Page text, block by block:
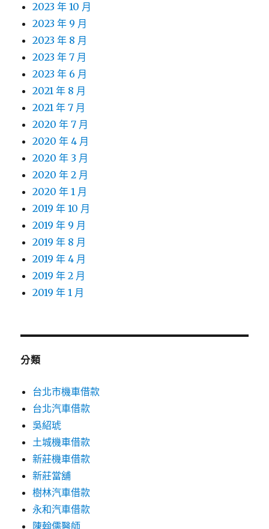
2023 年 10 月
2023 年 9 月
2023 年 8 月
2023 年 7 月
2023 年 6 月
2021 年 8 月
2021 年 7 月
2020 年 7 月
2020 年 4 月
2020 年 3 月
2020 年 2 月
2020 年 1 月
2019 年 10 月
2019 年 9 月
2019 年 8 月
2019 年 4 月
2019 年 2 月
2019 年 1 月
分類
台北市機車借款
台北汽車借款
吳紹琥
土城機車借款
新莊機車借款
新莊當舖
樹林汽車借款
永和汽車借款
陳翰儒醫師